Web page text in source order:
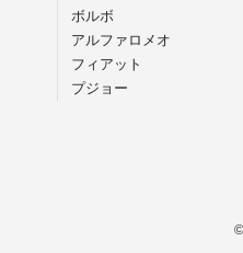
ボルボ
アルファロメオ
フィアット
プジョー